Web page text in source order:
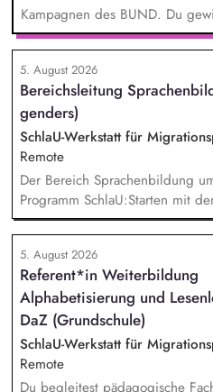
Kampagnen des BUND. Du
stärkst damit langfristig den
beantwortest Fragen zu
bestem Wissen und Gewissen.
und Aktionen, beispielsweise
Unterschriften für Petitionen.
5. August 2026
Bereichsleitung
genders)
SchlaU-Werkstatt für
Remote
Der Bereich Sprachenbildung
Programm SchlaU:Starten mit
"Alphabetisierung in DaZ für
zukünftig weitere auf
mit den Schwerpunkten
rassismuskritisches
die Berufliche Bildung. Der
entwickelt in seinen Projekten
innovative
Fachkräfte mit daran
Weiterbildungsangeboten
5. August 2026
Referent*in Weiterbildung
Alphabetisierung und
DaZ (Grundschule)
SchlaU-Werkstatt für
Remote
Du begleitest pädagogische